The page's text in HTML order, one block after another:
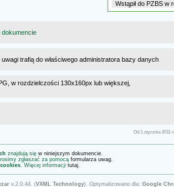
Wstąpił do PZBS w
dokumencie
uwagi trafią do właściwego administratora bazy danych
w rozdzielczości 130x160px lub większej,
Od 1 stycznia 2011
znajdują się w niniejszym dokumencie.
zgłaszać za pomocą formularza uwag.
. Więcej informacji tutaj.
v.2.0.44. (VXML Technology). Optymalizowano dla: Google